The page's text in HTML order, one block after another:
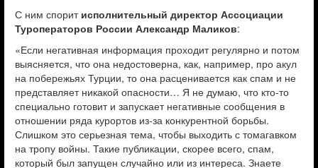
С ним спорит исполнительный директор Ассоциации
Туроператоров России Александр Маликов:
«Если негативная информация проходит регулярно и потом
выясняется, что она недостоверна, как, например, про акул
на побережьях Турции, то она расценивается как спам и не
представляет никакой опасности… Я не думаю, что кто-то
специально готовит и запускает негативные сообщения в
отношении ряда курортов из-за конкурентной борьбы.
Слишком это серьезная тема, чтобы выходить с томагавком
на тропу войны. Такие публикации, скорее всего, спам,
который был запущен случайно или из интереса. Знаете